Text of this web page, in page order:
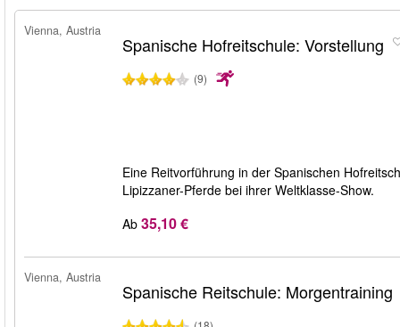
Vienna, Austria
Spanische Hofreitschule: Vorstellung
(9)
Eine Reitvorführung in der Spanischen
Lipizzaner-Pferde bei ihrer Weltklasse-Show.
Ab 35,10 €
Vienna, Austria
Spanische Reitschule: Morgentraining